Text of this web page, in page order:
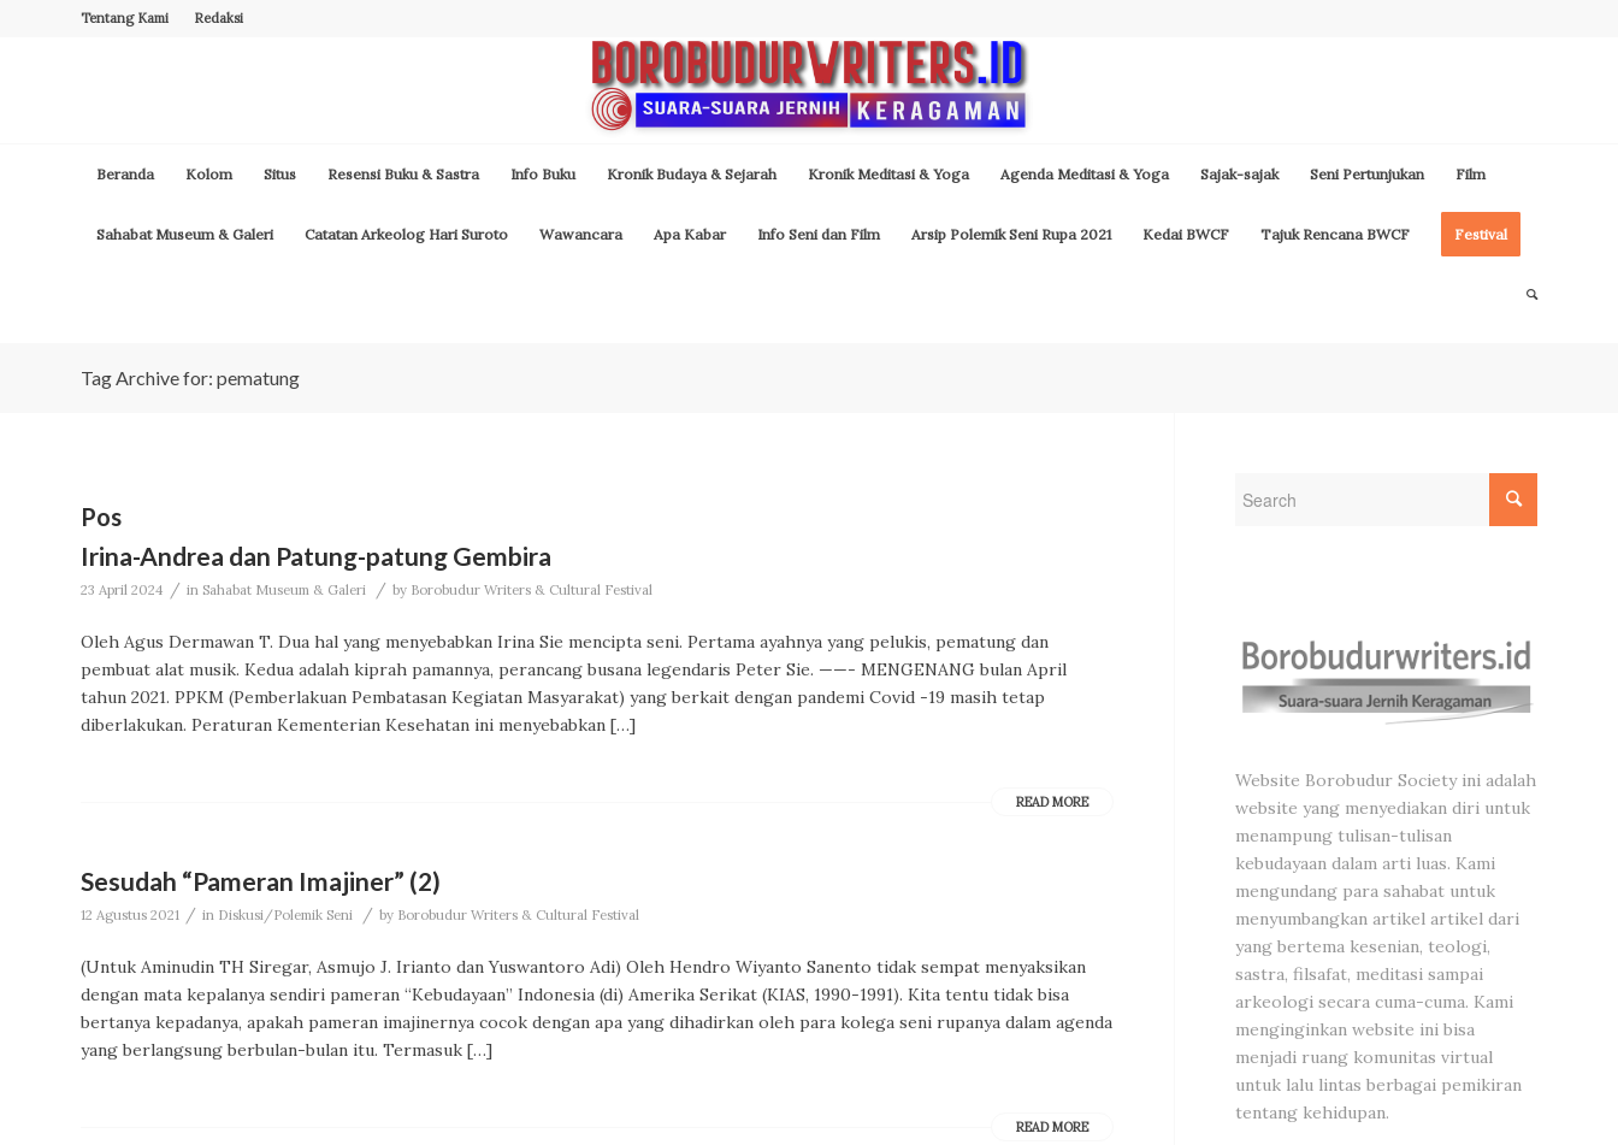
Tentang Kami Redaksi
Beranda Kolom Situs Resensi Buku & Sastra Info Buku Kronik Budaya & Sejarah Kronik Meditasi & Yoga Agenda Meditasi & Yoga Sajak-sajak Seni Pertunjukan Film
Sahabat Museum & Galeri Catatan Arkeolog Hari Suroto Wawancara Apa Kabar Info Seni dan Film Arsip Polemik Seni Rupa 2021 Kedai BWCF Tajuk Rencana BWCF Festival
Tag Archive for: pematung
Pos
Irina-Andrea dan Patung-patung Gembira
23 April 2024 / in Sahabat Museum & Galeri / by Borobudur Writers & Cultural Festival
Oleh Agus Dermawan T. Dua hal yang menyebabkan Irina Sie mencipta seni. Pertama ayahnya yang pelukis, pematung dan
pembuat alat musik. Kedua adalah kiprah pamannya, perancang busana legendaris Peter Sie. ——- MENGENANG bulan April
tahun 2021. PPKM (Pemberlakuan Pembatasan Kegiatan Masyarakat) yang berkait dengan pandemi Covid -19 masih tetap
diberlakukan. Peraturan Kementerian Kesehatan ini menyebabkan […]
READ MORE
Sesudah “Pameran Imajiner” (2)
12 Agustus 2021 / in Diskusi/Polemik Seni / by Borobudur Writers & Cultural Festival
(Untuk Aminudin TH Siregar, Asmujo J. Irianto dan Yuswantoro Adi) Oleh Hendro Wiyanto Sanento tidak sempat menyaksikan
dengan mata kepalanya sendiri pameran “Kebudayaan” Indonesia (di) Amerika Serikat (KIAS, 1990-1991). Kita tentu tidak bisa
bertanya kepadanya, apakah pameran imajinernya cocok dengan apa yang dihadirkan oleh para kolega seni rupanya dalam agenda
yang berlangsung berbulan-bulan itu. Termasuk […]
READ MORE
Website Borobudur Society ini adalah
website yang menyediakan diri untuk
menampung tulisan-tulisan
kebudayaan dalam arti luas. Kami
mengundang para sahabat untuk
menyumbangkan artikel artikel dari
yang bertema kesenian, teologi,
sastra, filsafat, meditasi sampai
arkeologi secara cuma-cuma. Kami
menginginkan website ini bisa
menjadi ruang komunitas virtual
untuk lalu lintas berbagai pemikiran
tentang kehidupan.